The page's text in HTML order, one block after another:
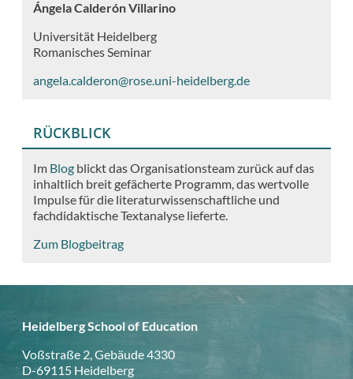
Ángela Calderón Villarino
Universität Heidelberg
Romanisches Seminar
angela.calderon@rose.uni-heidelberg.de
RÜCKBLICK
Im Blog blickt das Organisationsteam zurück auf das
inhaltlich breit gefächerte Programm, das wertvolle
Impulse für die literaturwissenschaftliche und
fachdidaktische Textanalyse lieferte.
Zum Blogbeitrag
Heidelberg School of Education
Voßstraße 2, Gebäude 4330
D-69115 Heidelberg